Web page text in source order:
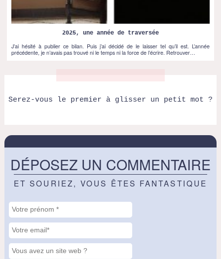
2025, une année de traversée
J’ai hésité à publier ce bilan. Puis j’ai décidé de le laisser tel qu’il est. L’année
précédente, je n’avais pas trouvé ni le temps ni la force de l’écrire. Retrouver…
Serez-vous le premier à glisser un petit mot ?
DÉPOSEZ UN COMMENTAIRE
ET SOURIEZ, VOUS ÊTES FANTASTIQUE